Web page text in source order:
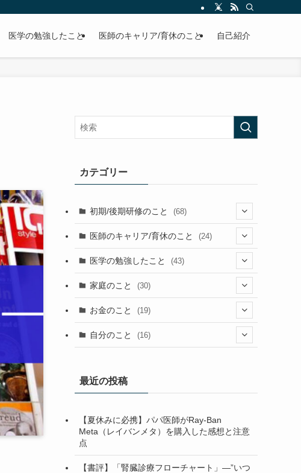
医学の勉強したこと 医師のキャリア/育休のこと 自己紹介
カテゴリー
初期/後期研修のこと (68)
(26)
(2)
(13)
(23) (9)
(4)
医師のキャリア/育休のこと (24)
(1)
(1)
医学の勉強したこと (43)
(2)
(1)
(1)
(10)
(1)
(1)
(1)
(7)
(2)
(3)
(1)
家庭のこと (30)
(13)
(12)
(1)
お金のこと (19)
(4)
自分のこと (16)
(5)
(2)
最近の投稿
【夏休みに必携】パパ医師がRay-Ban
Meta（レイバンメタ）を購入した感想と注意
点
【書評】「腎臓診療フローチャート」—”いつ